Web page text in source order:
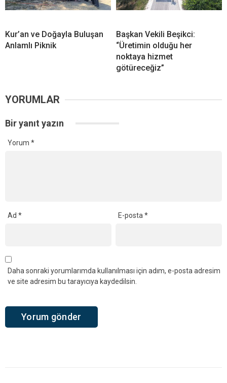
Kur’an ve Doğayla Buluşan
Anlamlı Piknik
Başkan Vekili Beşikci:
“Üretimin olduğu her
noktaya hizmet
götüreceğiz”
YORUMLAR
Bir yanıt yazın
Yorum *
Ad * E-posta*
Daha sonraki yorumlarımda kullanılması için adım, e-posta adresim
ve site adresim bu tarayıcıya kaydedilsin.